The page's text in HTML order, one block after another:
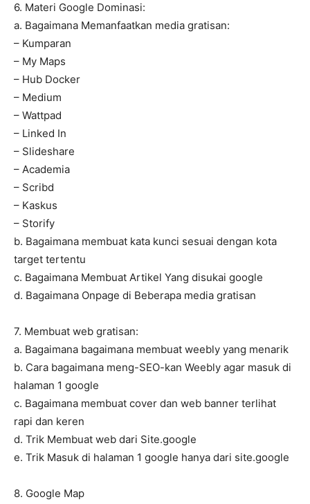
6. Materi Google Dominasi:
a. Bagaimana Memanfaatkan media gratisan:
– Kumparan
– My Maps
– Hub Docker
– Medium
– Wattpad
– Linked In
– Slideshare
– Academia
– Scribd
– Kaskus
– Storify
b. Bagaimana membuat kata kunci sesuai dengan kota
target tertentu
c. Bagaimana Membuat Artikel Yang disukai google
d. Bagaimana Onpage di Beberapa media gratisan
7. Membuat web gratisan:
a. Bagaimana bagaimana membuat weebly yang menarik
b. Cara bagaimana meng-SEO-kan Weebly agar masuk di
halaman 1 google
c. Bagaimana membuat cover dan web banner terlihat
rapi dan keren
d. Trik Membuat web dari Site.google
e. Trik Masuk di halaman 1 google hanya dari site.google
8. Google Map